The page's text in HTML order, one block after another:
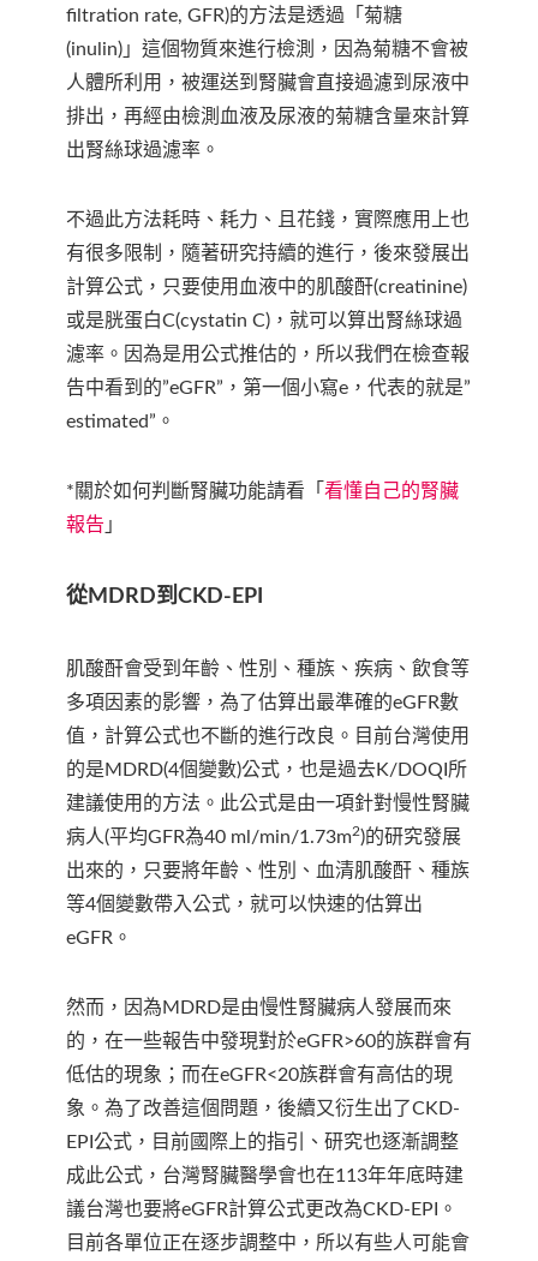
filtration rate, GFR)的方法是透過「菊糖
(inulin)」這個物質來進行檢測，因為菊糖不會被
人體所利用，被運送到腎臟會直接過濾到尿液中
排出，再經由檢測血液及尿液的菊糖含量來計算
出腎絲球過濾率。
不過此方法耗時、耗力、且花錢，實際應用上也
有很多限制，隨著研究持續的進行，後來發展出
計算公式，只要使用血液中的肌酸酐(creatinine)
或是胱蛋白C(cystatin C)，就可以算出腎絲球過
濾率。因為是用公式推估的，所以我們在檢查報
告中看到的”eGFR”，第一個小寫e，代表的就是”
estimated”。
*關於如何判斷腎臟功能請看「 看懂自己的腎臟
報告 」
從MDRD到CKD-EPI
肌酸酐會受到年齡、性別、種族、疾病、飲食等
多項因素的影響，為了估算出最準確的eGFR數
值，計算公式也不斷的進行改良。目前台灣使用
的是MDRD(4個變數)公式，也是過去K/DOQI所
建議使用的方法。此公式是由一項針對慢性腎臟
病人(平均GFR為40 ml/min/1.73m2)的研究發展
出來的，只要將年齡、性別、血清肌酸酐、種族
等4個變數帶入公式，就可以快速的估算出
eGFR。
然而，因為MDRD是由慢性腎臟病人發展而來
的，在一些報告中發現對於eGFR>60的族群會有
低估的現象；而在eGFR<20族群會有高估的現
象。為了改善這個問題，後續又衍生出了CKD-
EPI公式，目前國際上的指引、研究也逐漸調整
成此公式，台灣腎臟醫學會也在113年年底時建
議台灣也要將eGFR計算公式更改為CKD-EPI。
目前各單位正在逐步調整中，所以有些人可能會